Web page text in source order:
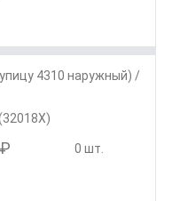
4310 наружный) /
0 шт.